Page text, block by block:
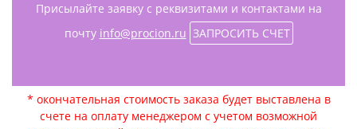
Присылайте заявку с реквизитами и контактами на
почту info@procion.ru ЗАПРОСИТЬ СЧЕТ
* окончательная стоимость заказа будет выставлена в
счете на оплату менеджером с учетом возможной